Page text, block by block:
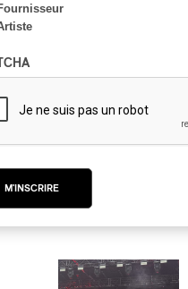
M'INSCRIRE